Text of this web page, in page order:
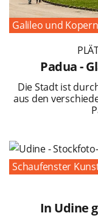
Galileo und
Padua -
Die Stadt ist
aus den
Schaufenster
In Udine